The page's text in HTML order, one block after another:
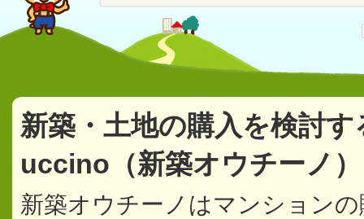
新築・土地の購入を検討
uccino（新築オウチーノ
新築オウチーノはマンション